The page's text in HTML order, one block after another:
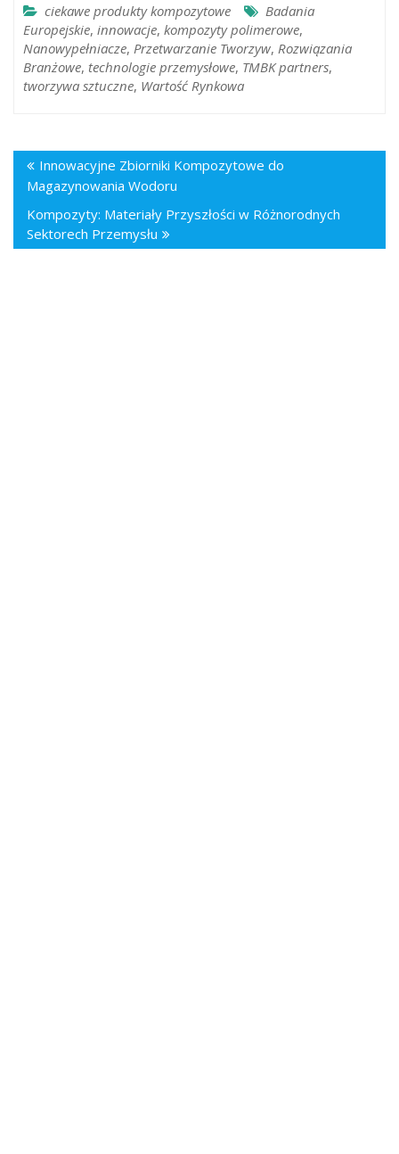
ciekawe produkty kompozytowe
Badania
Europejskie, innowacje, kompozyty polimerowe,
Nanowypełniacze, Przetwarzanie Tworzyw, Rozwiązania
Branżowe, technologie przemysłowe, TMBK partners,
tworzywa sztuczne, Wartość Rynkowa
Innowacyjne Zbiorniki Kompozytowe do
Magazynowania Wodoru
Kompozyty: Materiały Przyszłości w Różnorodnych
Sektorech Przemysłu